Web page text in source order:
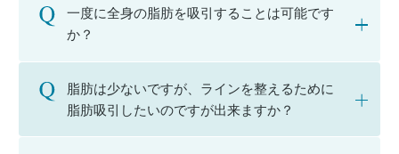
一度に全身の脂肪を吸引することは可能です
か？
脂肪は少ないですが、ラインを整えるために
脂肪吸引したいのですが出来ますか？